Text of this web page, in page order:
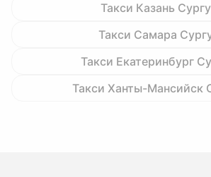
Такси Казань
Такси Самара
Такси Екатеринбург
Такси Ханты-Мансийск